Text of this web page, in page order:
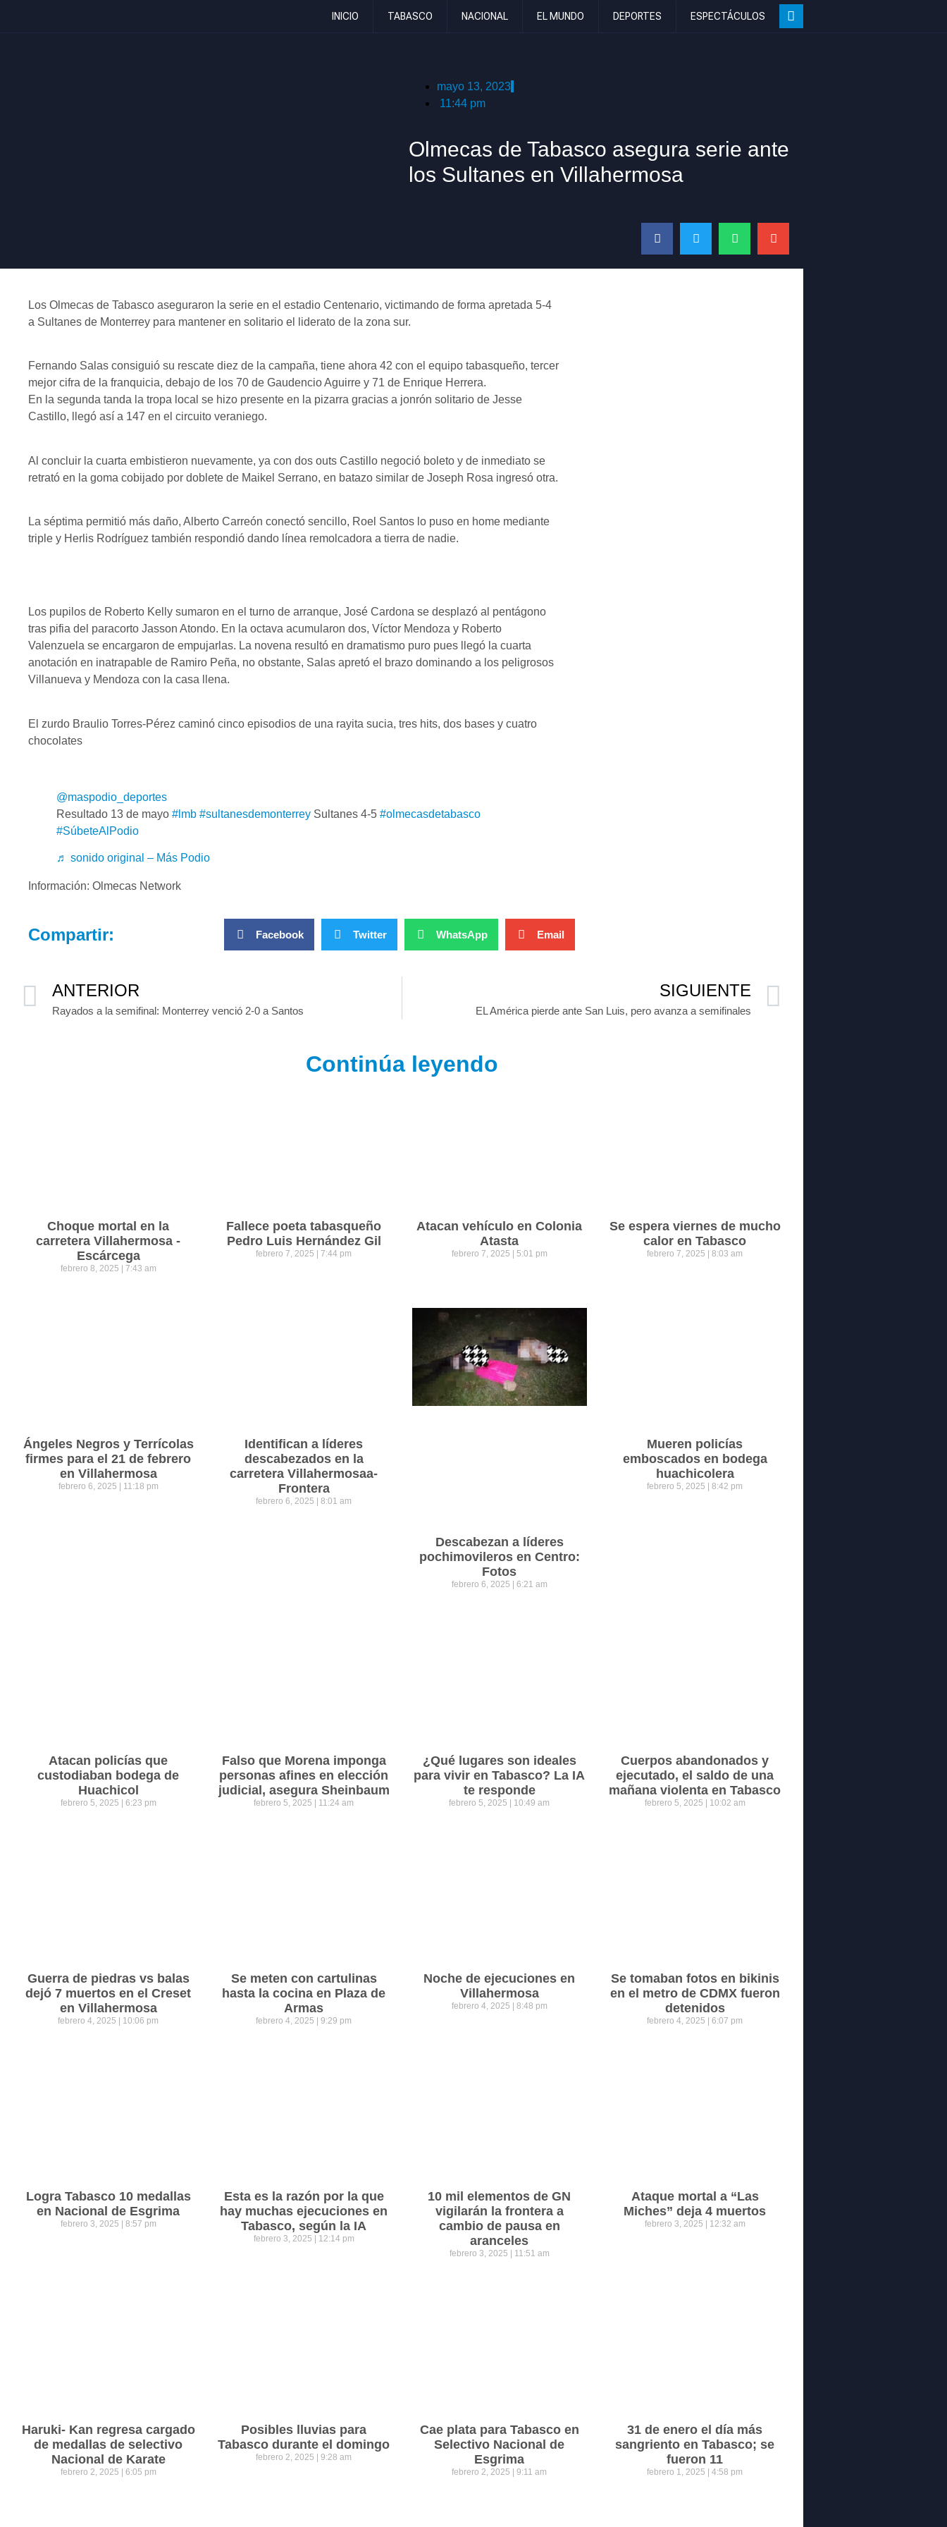
INICIO TABASCO NACIONAL EL MUNDO DEPORTES ESPECTÁCULOS
mayo 13, 2023
11:44 pm
Olmecas de Tabasco asegura serie ante
los Sultanes en Villahermosa
Los Olmecas de Tabasco aseguraron la serie en el estadio Centenario, victimando de forma apretada 5-4
a Sultanes de Monterrey para mantener en solitario el liderato de la zona sur.
Fernando Salas consiguió su rescate diez de la campaña, tiene ahora 42 con el equipo tabasqueño, tercer
mejor cifra de la franquicia, debajo de los 70 de Gaudencio Aguirre y 71 de Enrique Herrera.
En la segunda tanda la tropa local se hizo presente en la pizarra gracias a jonrón solitario de Jesse
Castillo, llegó así a 147 en el circuito veraniego.
Al concluir la cuarta embistieron nuevamente, ya con dos outs Castillo negoció boleto y de inmediato se
retrató en la goma cobijado por doblete de Maikel Serrano, en batazo similar de Joseph Rosa ingresó otra.
La séptima permitió más daño, Alberto Carreón conectó sencillo, Roel Santos lo puso en home mediante
triple y Herlis Rodríguez también respondió dando línea remolcadora a tierra de nadie.
Los pupilos de Roberto Kelly sumaron en el turno de arranque, José Cardona se desplazó al pentágono
tras pifia del paracorto Jasson Atondo. En la octava acumularon dos, Víctor Mendoza y Roberto
Valenzuela se encargaron de empujarlas. La novena resultó en dramatismo puro pues llegó la cuarta
anotación en inatrapable de Ramiro Peña, no obstante, Salas apretó el brazo dominando a los peligrosos
Villanueva y Mendoza con la casa llena.
El zurdo Braulio Torres-Pérez caminó cinco episodios de una rayita sucia, tres hits, dos bases y cuatro
chocolates
@maspodio_deportes
Resultado 13 de mayo #lmb #sultanesdemonterrey Sultanes 4-5 #olmecasdetabasco
#SúbeteAlPodio
♬ sonido original – Más Podio
Información: Olmecas Network
Compartir: Facebook Twitter WhatsApp Email
ANTERIOR
Rayados a la semifinal: Monterrey venció 2-0 a Santos
SIGUIENTE
EL América pierde ante San Luis, pero avanza a semifinales
Continúa leyendo
Choque mortal en la
carretera Villahermosa -
Escárcega
febrero 8, 2025 7:43 am
Fallece poeta tabasqueño
Pedro Luis Hernández Gil
febrero 7, 2025 7:44 pm
Atacan vehículo en Colonia
Atasta
febrero 7, 2025 5:01 pm
Se espera viernes de mucho
calor en Tabasco
febrero 7, 2025 8:03 am
Ángeles Negros y Terrícolas
firmes para el 21 de febrero
en Villahermosa
febrero 6, 2025 11:18 pm
Identifican a líderes
descabezados en la
carretera Villahermosaa-
Frontera
febrero 6, 2025 8:01 am
Descabezan a líderes
pochimovileros en Centro:
Fotos
febrero 6, 2025 6:21 am
Mueren policías
emboscados en bodega
huachicolera
febrero 5, 2025 8:42 pm
Atacan policías que
custodiaban bodega de
Huachicol
febrero 5, 2025 6:23 pm
Falso que Morena imponga
personas afines en elección
judicial, asegura Sheinbaum
febrero 5, 2025 11:24 am
¿Qué lugares son ideales
para vivir en Tabasco? La IA
te responde
febrero 5, 2025 10:49 am
Cuerpos abandonados y
ejecutado, el saldo de una
mañana violenta en Tabasco
febrero 5, 2025 10:02 am
Guerra de piedras vs balas
dejó 7 muertos en el Creset
en Villahermosa
febrero 4, 2025 10:06 pm
Se meten con cartulinas
hasta la cocina en Plaza de
Armas
febrero 4, 2025 9:29 pm
Noche de ejecuciones en
Villahermosa
febrero 4, 2025 8:48 pm
Se tomaban fotos en bikinis
en el metro de CDMX fueron
detenidos
febrero 4, 2025 6:07 pm
Logra Tabasco 10 medallas
en Nacional de Esgrima
febrero 3, 2025 8:57 pm
Esta es la razón por la que
hay muchas ejecuciones en
Tabasco, según la IA
febrero 3, 2025 12:14 pm
10 mil elementos de GN
vigilarán la frontera a
cambio de pausa en
aranceles
febrero 3, 2025 11:51 am
Ataque mortal a “Las
Miches” deja 4 muertos
febrero 3, 2025 12:32 am
Haruki- Kan regresa cargado
de medallas de selectivo
Nacional de Karate
febrero 2, 2025 6:05 pm
Posibles lluvias para
Tabasco durante el domingo
febrero 2, 2025 9:28 am
Cae plata para Tabasco en
Selectivo Nacional de
Esgrima
febrero 2, 2025 9:11 am
31 de enero el día más
sangriento en Tabasco; se
fueron 11
febrero 1, 2025 4:58 pm